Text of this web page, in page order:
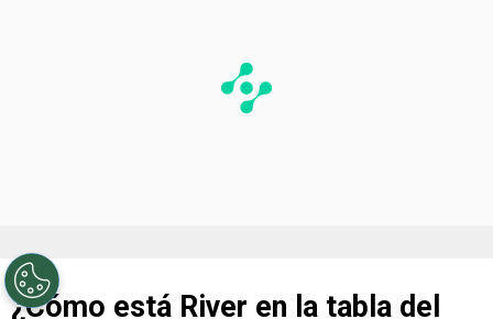
¿Cómo está River en la tabla del